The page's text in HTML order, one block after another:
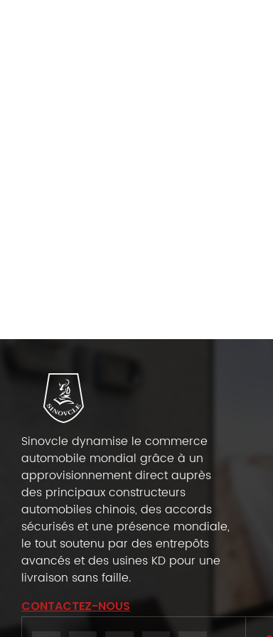
Sinovcle dynamise le commerce
automobile mondial grâce à un
approvisionnement direct auprès
des principaux constructeurs
automobiles chinois, des accords
sécurisés et une présence mondiale,
le tout soutenu par des entrepôts
avancés et des usines KD pour une
livraison sans faille.
CONTACTEZ-NOUS